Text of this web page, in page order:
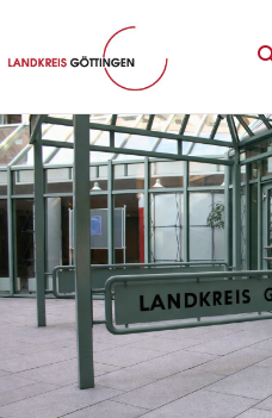
Zum Hauptinhalt springen